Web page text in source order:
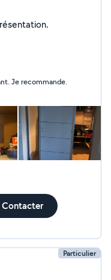
pas encore renseigné ma présentation.
Je recommande.
Contacter
Particulier